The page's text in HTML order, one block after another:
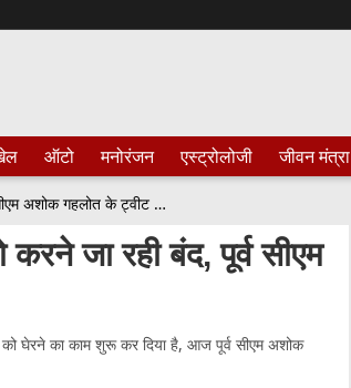
ऑटो मनोरंजन एस्ट्रोलोजी जीवन मंत्रा
राजस्थान में भजनलाल सरकार 303 कॉलेजों को करने जा रही बंद, पूर्व सीएम अशोक गहलोत के ट्वीट से मचा बवाल
जा रही बंद, पूर्व सीएम
घेरने का काम शुरू कर दिया है, आज पूर्व सीएम अशोक